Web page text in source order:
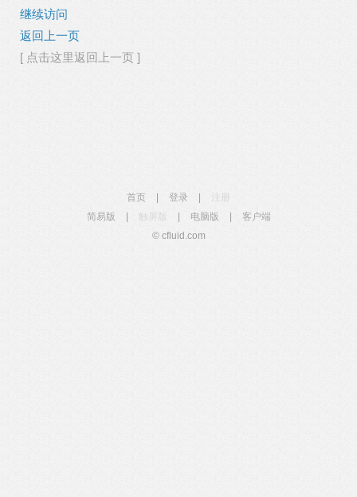
继续访问
返回上一页
[ 点击这里返回上一页 ]
首页 登录
简易版
触屏版 电脑版
客户端
© cfluid.com